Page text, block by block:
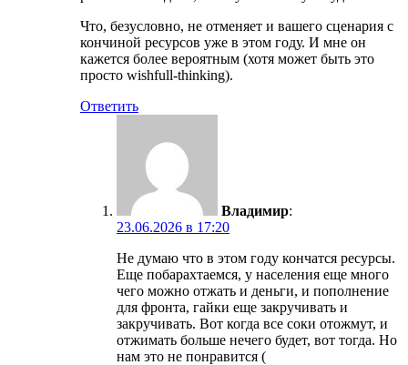
Что, безусловно, не отменяет и вашего сценария с
кончиной ресурсов уже в этом году. И мне он
кажется более вероятным (хотя может быть это
просто wishfull-thinking).
Ответить
Владимир:
23.06.2026 в 17:20
Не думаю что в этом году кончатся ресурсы.
Еще побарахтаемся, у населения еще много
чего можно отжать и деньги, и пополнение
для фронта, гайки еще закручивать и
закручивать. Вот когда все соки отожмут, и
отжимать больше нечего будет, вот тогда. Но
нам это не понравится (